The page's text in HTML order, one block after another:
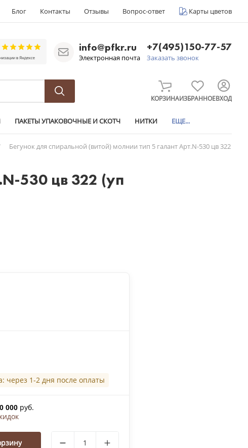
Блог Контакты Отзывы Вопрос-ответ Карты цветов
info@pfkr.ru
Электронная почта
+7(495)150-77-57
Заказать звонок
КОРЗИНАИЗБРАННОЕВХОД
ПАКЕТЫ УПАКОВОЧНЫЕ И СКОТЧ НИТКИ ЕЩЕ...
Бегунок для спиральной (витой) молнии тип 5 галант Арт.N-530 цв 322
530 цв 322 (уп
через 1-2 дня после оплаты
000 руб.